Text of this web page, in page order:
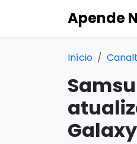
Apende
Início
Galaxy